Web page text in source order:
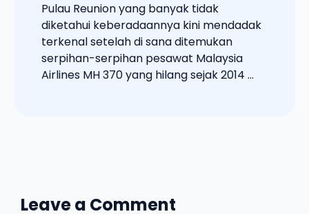
Pulau Reunion yang banyak tidak
diketahui keberadaannya kini mendadak
terkenal setelah di sana ditemukan
serpihan-serpihan pesawat Malaysia
Airlines MH 370 yang hilang sejak 2014 ...
Leave a Comment